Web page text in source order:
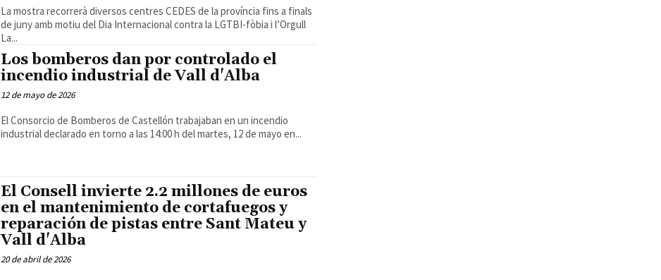
La mostra recorrerà diversos centres CEDES de la província fins a finals
de juny amb motiu del Dia Internacional contra la LGTBI-fòbia i l’Orgull
La...
Los bomberos dan por controlado el
incendio industrial de Vall d'Alba
12 de mayo de 2026
El Consorcio de Bomberos de Castellón trabajaban en un incendio
industrial declarado en torno a las 14:00 h del martes, 12 de mayo en...
El Consell invierte 2.2 millones de euros
en el mantenimiento de cortafuegos y
reparación de pistas entre Sant Mateu y
Vall d'Alba
20 de abril de 2026